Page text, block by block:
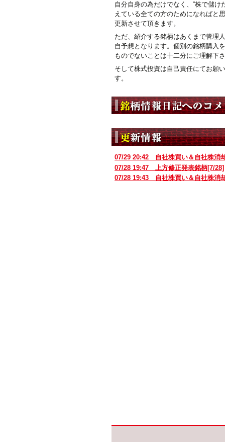
自分自身の為だけでなく、“株で儲け
えている全ての方のためになればと
更新させて頂きます。
ただ、紹介する銘柄はあくまで管理
自予想となります。個別の銘柄購入
ものでないことは十二分にご理解下
そして株式投資は自己責任にてお願
す。
07/29 20:42 自社株買い＆自社株消
07/28 19:47 上方修正発表銘柄[7/28]
07/28 19:43 自社株買い＆自社株消